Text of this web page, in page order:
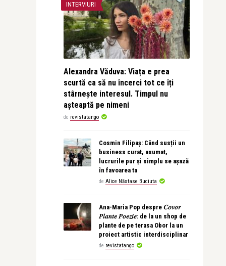
INTERVIURI
Alexandra Văduva: Viața e prea
scurtă ca să nu încerci tot ce îți
stârnește interesul. Timpul nu
așteaptă pe nimeni
de revistatango
Cosmin Filipaș: Când susții un
business curat, asumat,
lucrurile pur și simplu se așază
în favoarea ta
de Alice Năstase Buciuta
Ana-Maria Pop despre 𝐶𝑜𝑣𝑜𝑟
𝑃𝑙𝑎𝑛𝑡𝑒 𝑃𝑜𝑒𝑧𝑖𝑒: de la un shop de
plante de pe terasa Obor la un
proiect artistic interdisciplinar
de revistatango